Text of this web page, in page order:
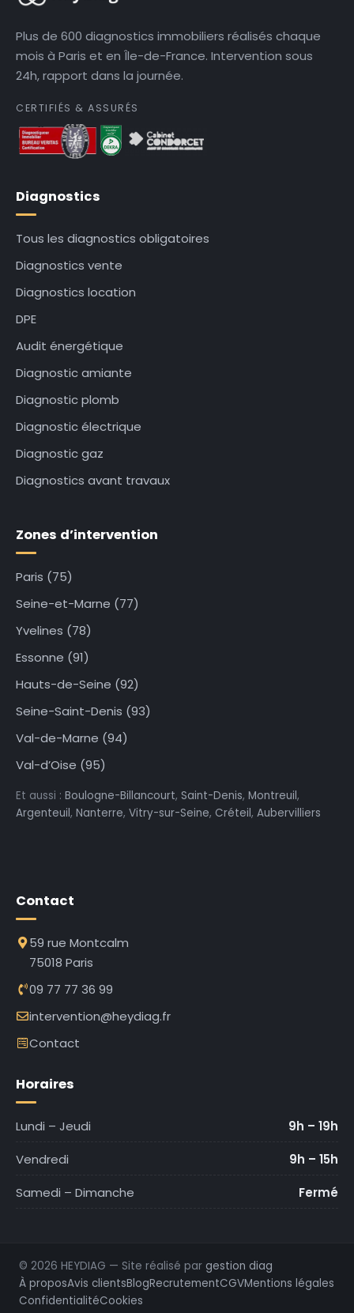
Plus de 600 diagnostics immobiliers réalisés chaque
mois à Paris et en Île-de-France. Intervention sous
24h, rapport dans la journée.
CERTIFIÉS & ASSURÉS
Diagnostics
Tous les diagnostics obligatoires
Diagnostics vente
Diagnostics location
DPE
Audit énergétique
Diagnostic amiante
Diagnostic plomb
Diagnostic électrique
Diagnostic gaz
Diagnostics avant travaux
Zones d’intervention
Paris (75)
Seine-et-Marne (77)
Yvelines (78)
Essonne (91)
Hauts-de-Seine (92)
Seine-Saint-Denis (93)
Val-de-Marne (94)
Val-d’Oise (95)
Et aussi : Boulogne-Billancourt, Saint-Denis, Montreuil,
Argenteuil, Nanterre, Vitry-sur-Seine, Créteil, Aubervilliers
Contact
59 rue Montcalm
75018 Paris
09 77 77 36 99
intervention@heydiag.fr
Contact
Horaires
Lundi – Jeudi
9h – 19h
Vendredi
9h – 15h
Samedi – Dimanche
Fermé
© 2026 HEYDIAG — Site réalisé par gestion diag
À proposAvis clientsBlogRecrutementCGVMentions légales
ConfidentialitéCookies